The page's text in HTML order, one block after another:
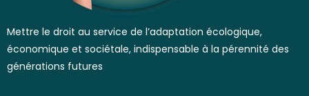
Mettre le droit au service de l’adaptation écologique,
économique et sociétale, indispensable à la pérennité des
générations futures